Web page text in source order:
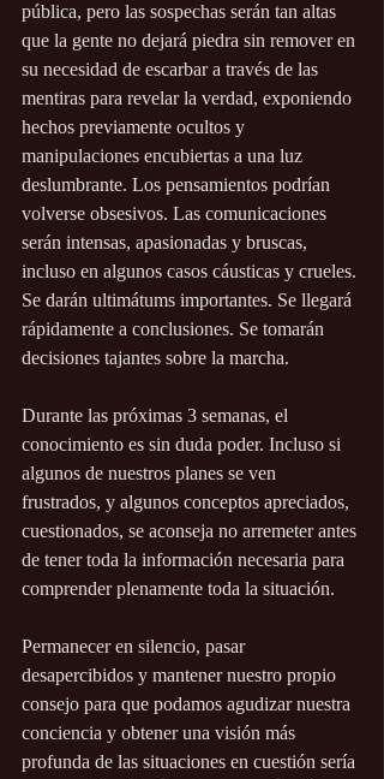
pública, pero las sospechas serán tan altas
que la gente no dejará piedra sin remover en
su necesidad de escarbar a través de las
mentiras para revelar la verdad, exponiendo
hechos previamente ocultos y
manipulaciones encubiertas a una luz
deslumbrante. Los pensamientos podrían
volverse obsesivos. Las comunicaciones
serán intensas, apasionadas y bruscas,
incluso en algunos casos cáusticas y crueles.
Se darán ultimátums importantes. Se llegará
rápidamente a conclusiones. Se tomarán
decisiones tajantes sobre la marcha.
Durante las próximas 3 semanas, el
conocimiento es sin duda poder. Incluso si
algunos de nuestros planes se ven
frustrados, y algunos conceptos apreciados,
cuestionados, se aconseja no arremeter antes
de tener toda la información necesaria para
comprender plenamente toda la situación.
Permanecer en silencio, pasar
desapercibidos y mantener nuestro propio
consejo para que podamos agudizar nuestra
conciencia y obtener una visión más
profunda de las situaciones en cuestión sería